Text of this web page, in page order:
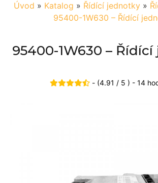
Úvod » Katalog » Řídící jednotky »
95400-1W630 – Řídící
95400-1W630 –
- (4.91 / 5 ) - 14